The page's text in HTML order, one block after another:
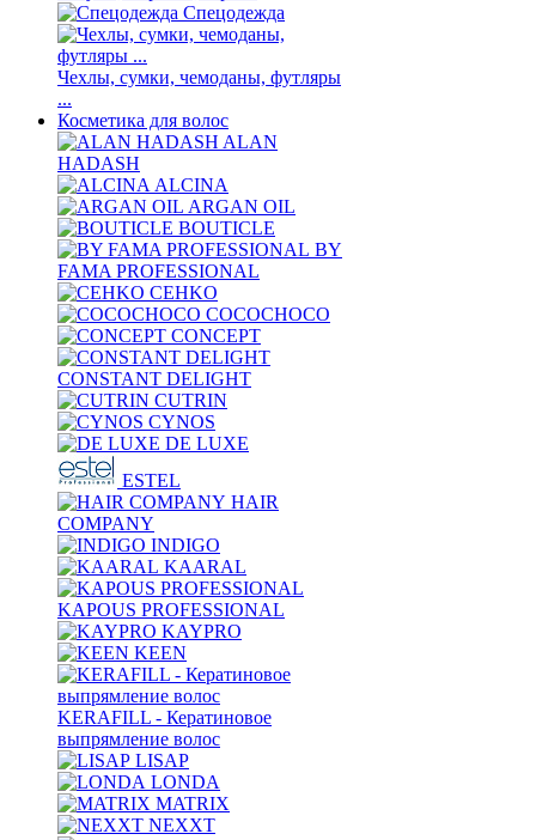
Спецодежда
Чехлы, сумки, чемоданы, футляры
...
Косметика для волос
ALAN
HADASH
ALCINA
ARGAN OIL
BOUTICLE
BY
FAMA PROFESSIONAL
CEHKO
COCOCHOCO
CONCEPT
CONSTANT DELIGHT
CUTRIN
CYNOS
DE LUXE
ESTEL
HAIR
COMPANY
INDIGO
KAARAL
KAPOUS PROFESSIONAL
KAYPRO
KEEN
KERAFILL - Кератиновое
выпрямление волос
LISAP
LONDA
MATRIX
NEXXT